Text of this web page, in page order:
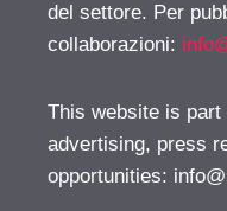
del settore. Per
collaborazioni:
This website is
advertising, press
opportunities: